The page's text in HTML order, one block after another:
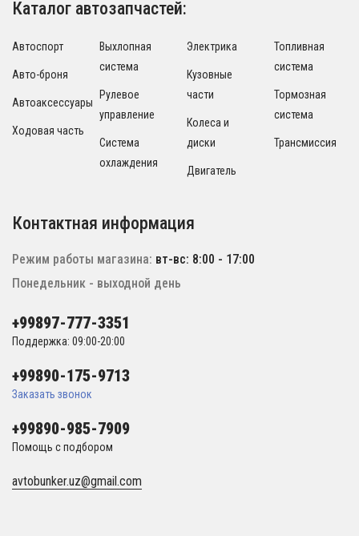
Каталог автозапчастей:
Автоспорт
Авто-броня
Автоаксессуары
Ходовая часть
Выхлопная
система
Рулевое
управление
Система
охлаждения
Электрика
Кузовные
части
Колеса и
диски
Двигатель
Топливная
система
Тормозная
система
Трансмиссия
Контактная информация
Режим работы магазина: вт-вс: 8:00 - 17:00
Понедельник - выходной день
+99897-777-3351
Поддержка: 09:00-20:00
+99890-175-9713
Заказать звонок
+99890-985-7909
Помощь с подбором
avtobunker.uz@gmail.com